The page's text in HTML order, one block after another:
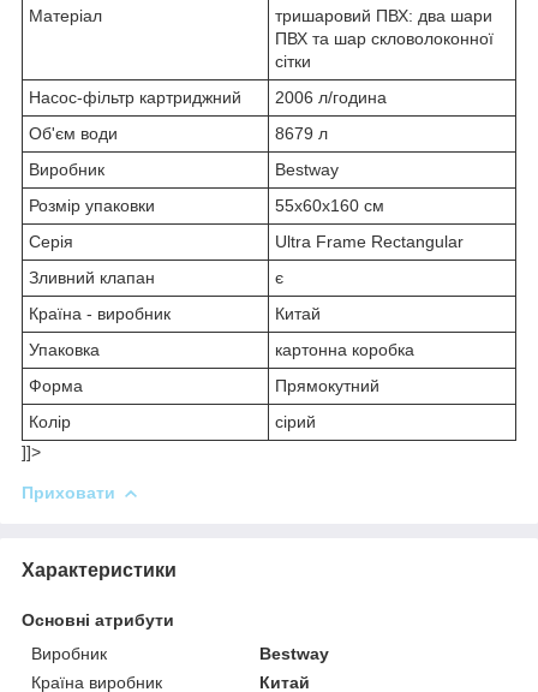
Матеріал
тришаровий ПВХ: два шари
ПВХ та шар скловолоконної
сітки
Насос-фільтр картриджний
2006 л/година
Об'єм води
8679 л
Виробник
Bestway
Розмір упаковки
55x60x160 см
Серія
Ultra Frame Rectangular
Зливний клапан
є
Країна - виробник
Китай
Упаковка
картонна коробка
Форма
Прямокутний
Колір
сірий
]]>
Приховати
Характеристики
Основні атрибути
Виробник
Bestway
Країна виробник
Китай